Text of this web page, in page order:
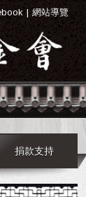
| 網站導覽
捐款支持